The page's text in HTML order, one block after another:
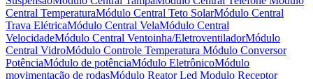
Central TemperaturaMódulo Central Teto SolarMódulo Central
Trava ElétricaMódulo Central VelaMódulo Central
VelocidadeMódulo Central Ventoinha/EletroventiladorMódulo
Central VidroMódulo Controle Temperatura Módulo Conversor
PotênciaMódulo de potênciaMódulo EletrônicoMódulo
movimentação de rodasMódulo Reator Led Modulo Receptor